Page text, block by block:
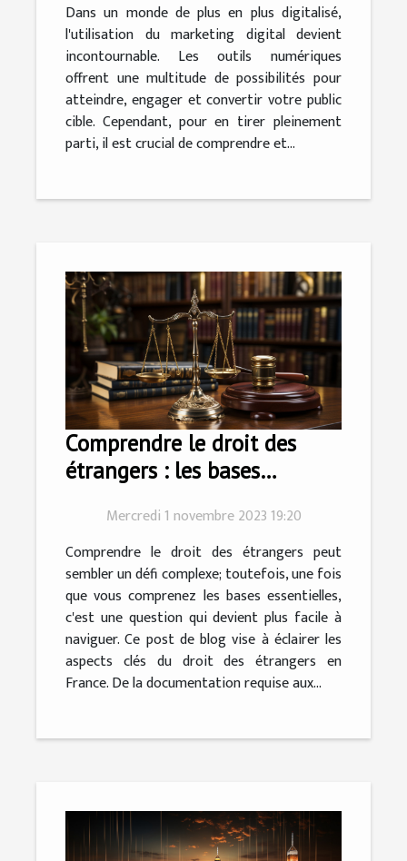
Dans un monde de plus en plus digitalisé,
l'utilisation du marketing digital devient
incontournable. Les outils numériques
offrent une multitude de possibilités pour
atteindre, engager et convertir votre public
cible. Cependant, pour en tirer pleinement
parti, il est crucial de comprendre et...
Comprendre le droit des
étrangers : les bases
Mercredi 1 novembre 2023 19:20
Comprendre le droit des étrangers peut
sembler un défi complexe; toutefois, une fois
que vous comprenez les bases essentielles,
c'est une question qui devient plus facile à
naviguer. Ce post de blog vise à éclairer les
aspects clés du droit des étrangers en
France. De la documentation requise aux...